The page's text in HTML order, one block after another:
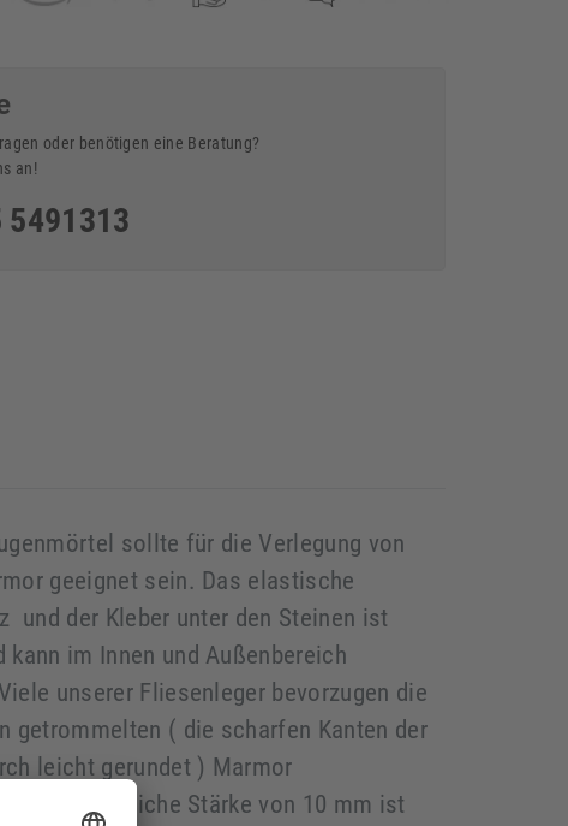
oder benötigen eine Beratung?
an!
5491313
sollte für die Verlegung von
geeignet sein. Das elastische
und der Kleber unter den Steinen ist
im Innen und Außenbereich
unserer Fliesenleger bevorzugen die
getrommelten ( die scharfen Kanten der
leicht gerundet ) Marmor
die einheitliche Stärke von 10 mm ist